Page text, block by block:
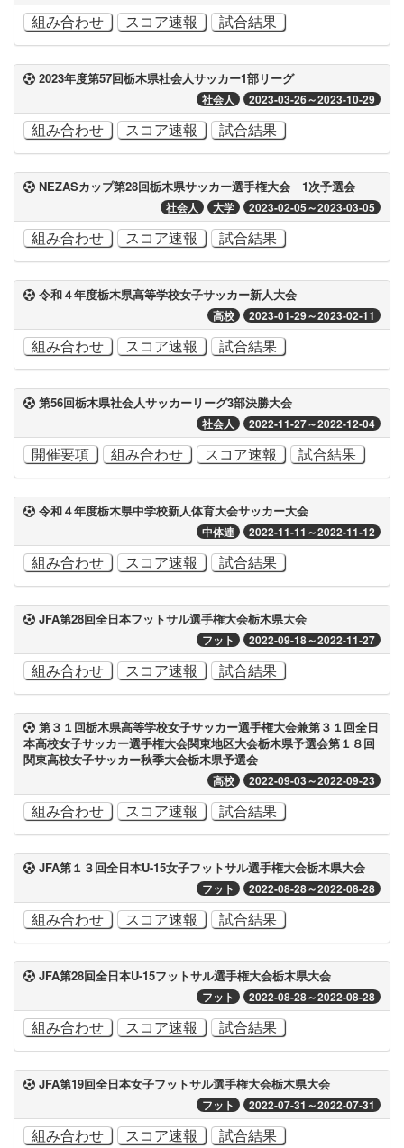
組み合わせ スコア速報 試合結果
2023年度第57回栃木県社会人サッカー1部リーグ
社会人 2023-03-26～2023-10-29
組み合わせ スコア速報 試合結果
NEZASカップ第28回栃木県サッカー選手権大会 1次予選会
社会人 大学 2023-02-05～2023-03-05
組み合わせ スコア速報 試合結果
令和４年度栃木県高等学校女子サッカー新人大会
高校 2023-01-29～2023-02-11
組み合わせ スコア速報 試合結果
第56回栃木県社会人サッカーリーグ3部決勝大会
社会人 2022-11-27～2022-12-04
開催要項 組み合わせ スコア速報 試合結果
令和４年度栃木県中学校新人体育大会サッカー大会
中体連 2022-11-11～2022-11-12
組み合わせ スコア速報 試合結果
JFA第28回全日本フットサル選手権大会栃木県大会
フット 2022-09-18～2022-11-27
組み合わせ スコア速報 試合結果
第３１回栃木県高等学校女子サッカー選手権大会兼第３１回全日
本高校女子サッカー選手権大会関東地区大会栃木県予選会第１８回
関東高校女子サッカー秋季大会栃木県予選会
高校 2022-09-03～2022-09-23
組み合わせ スコア速報 試合結果
JFA第１３回全日本U-15女子フットサル選手権大会栃木県大会
フット 2022-08-28～2022-08-28
組み合わせ スコア速報 試合結果
JFA第28回全日本U-15フットサル選手権大会栃木県大会
フット 2022-08-28～2022-08-28
組み合わせ スコア速報 試合結果
JFA第19回全日本女子フットサル選手権大会栃木県大会
フット 2022-07-31～2022-07-31
組み合わせ スコア速報 試合結果